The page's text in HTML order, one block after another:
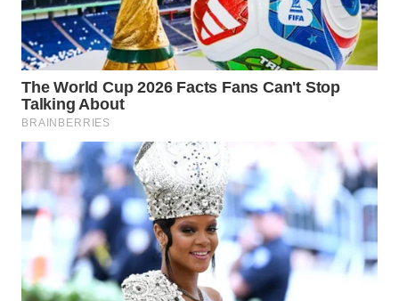
WN
TEBING
TINGGI
WN
PAKPAK
WN
KARAWANG
WN
WN